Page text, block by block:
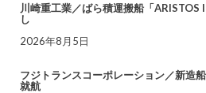
川崎重工業／ばら積運搬船「ARISTOS
し
2026年8月5日
フジトランスコーポレーション／新造船
就航